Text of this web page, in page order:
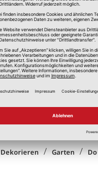
Ostern steht vor der
ist so stimmungsvoll
Osterkranz. Wer
Weiterlesen
Dekorieren / Garten /